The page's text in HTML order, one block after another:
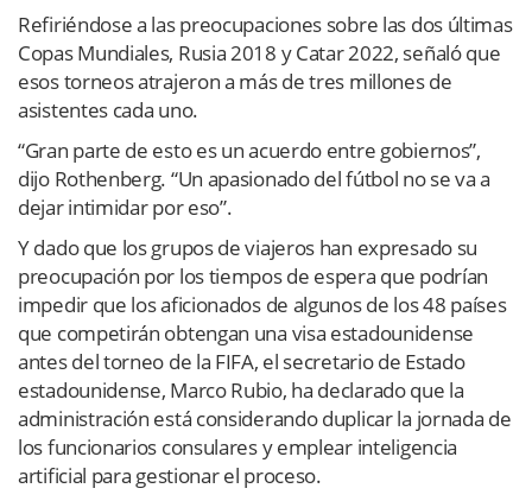
Refiriéndose a las preocupaciones sobre las dos últimas
Copas Mundiales, Rusia 2018 y Catar 2022, señaló que
esos torneos atrajeron a más de tres millones de
asistentes cada uno.
“Gran parte de esto es un acuerdo entre gobiernos”,
dijo Rothenberg. “Un apasionado del fútbol no se va a
dejar intimidar por eso”.
Y dado que los grupos de viajeros han expresado su
preocupación por los tiempos de espera que podrían
impedir que los aficionados de algunos de los 48 países
que competirán obtengan una visa estadounidense
antes del torneo de la FIFA, el secretario de Estado
estadounidense, Marco Rubio, ha declarado que la
administración está considerando duplicar la jornada de
los funcionarios consulares y emplear inteligencia
artificial para gestionar el proceso.